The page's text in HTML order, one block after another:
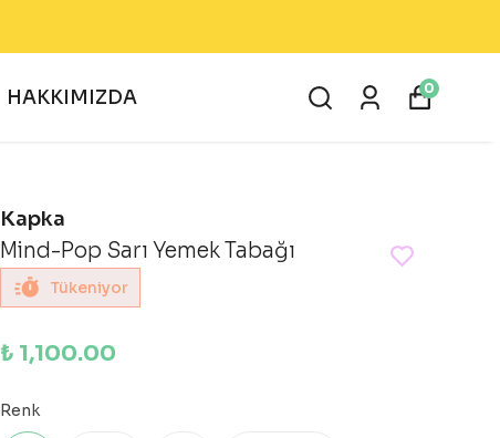
HAKKIMIZDA 0
Kapka
Mind-Pop Sarı Yemek Tabağı
Tükeniyor
₺ 1,100.00
Renk